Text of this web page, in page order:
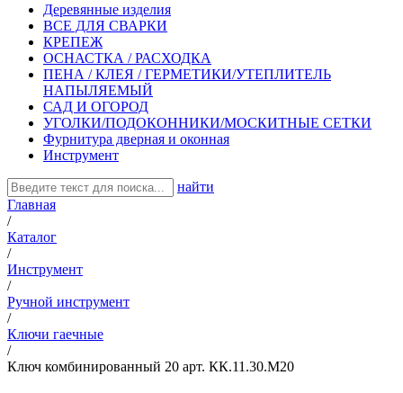
Деревянные изделия
ВСЕ ДЛЯ СВАРКИ
КРЕПЕЖ
ОСНАСТКА / РАСХОДКА
ПЕНА / КЛЕЯ / ГЕРМЕТИКИ/УТЕПЛИТЕЛЬ
НАПЫЛЯЕМЫЙ
САД И ОГОРОД
УГОЛКИ/ПОДОКОННИКИ/МОСКИТНЫЕ СЕТКИ
Фурнитура дверная и оконная
Инструмент
найти
Главная
/
Каталог
/
Инструмент
/
Ручной инструмент
/
Ключи гаечные
/
Ключ комбинированный 20 арт. КК.11.30.М20